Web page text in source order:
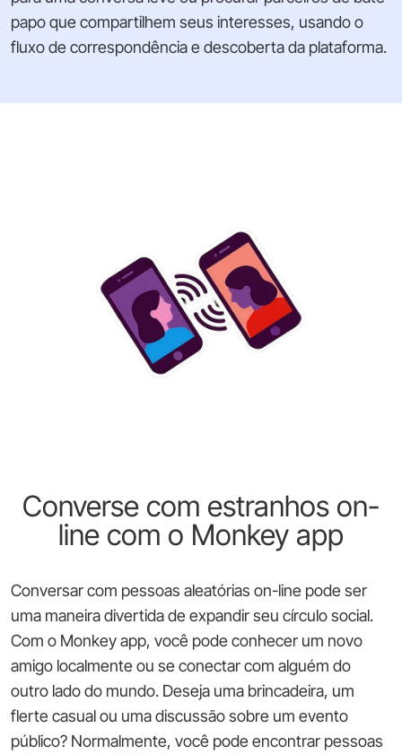
papo que compartilhem seus interesses, usando o
fluxo de correspondência e descoberta da plataforma.
Converse com estranhos on-
line com o Monkey app
Conversar com pessoas aleatórias on-line pode ser
uma maneira divertida de expandir seu círculo social.
Com o Monkey app, você pode conhecer um novo
amigo localmente ou se conectar com alguém do
outro lado do mundo. Deseja uma brincadeira, um
flerte casual ou uma discussão sobre um evento
público? Normalmente, você pode encontrar pessoas